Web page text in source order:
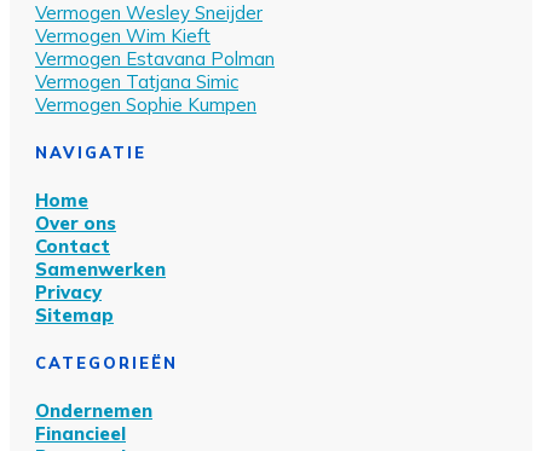
Vermogen Wesley Sneijder
Vermogen Wim Kieft
Vermogen Estavana Polman
Vermogen Tatjana Simic
Vermogen Sophie Kumpen
NAVIGATIE
Home
Over ons
Contact
Samenwerken
Privacy
Sitemap
CATEGORIEËN
Ondernemen
Financieel